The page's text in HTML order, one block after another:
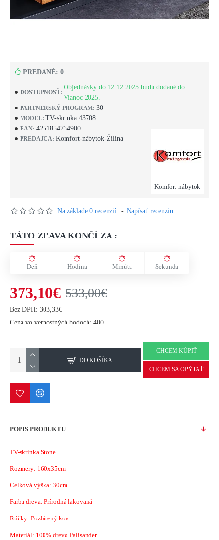
DOSTUPNOSŤ:
Objednávky do 12.12.2025 budú dodané do
Vianoc 2025.
PARTNERSKÝ PROGRAM: 30
MODEL: TV-skrinka 43708
EAN: 4251854734900
PREDAJCA: Komfort-nábytok-Žilina
Komfort-nábytok
PREDANÉ: 0
Na základe 0 recenzií. - Napísať recenziu
TÁTO ZĽAVA KONČÍ ZA :
Deň Hodina Minúta Sekunda
373,10€ 533,00€
Bez DPH: 303,33€
Cena vo vernostných bodoch: 400
DO KOŠÍKA
CHCEM KÚPIŤ
CHCEM SA OPÝTAŤ
POPIS PRODUKTU
TV-skrinka Stone
Rozmery: 160x35cm
Celková výška: 30cm
Farba dreva: Prírodná lakovaná
Rúčky: Pozlátený kov
Materiál: 100% drevo Palisander